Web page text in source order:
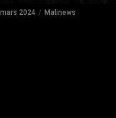
2024 Malinews